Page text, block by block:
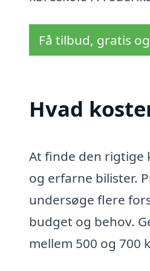
Få tilbud, gratis
Hvad
At finde den rigtige
og erfarne bilister.
undersøge flere
budget og behov.
mellem 500 og